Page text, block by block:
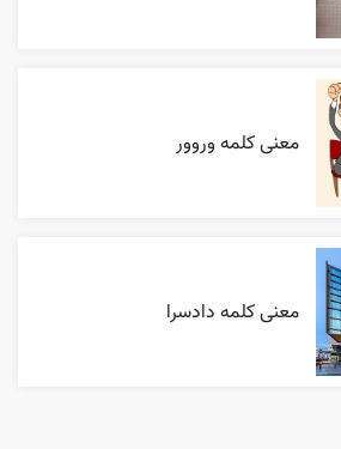
معنی کلمه وروور
معنی کلمه دادسرا